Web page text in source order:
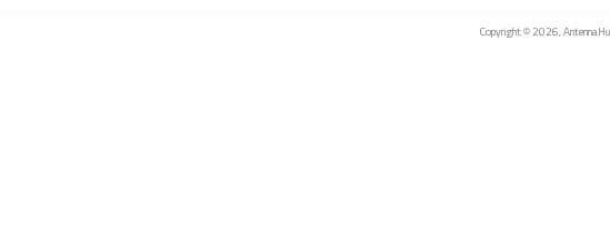
Copyright © 2026,